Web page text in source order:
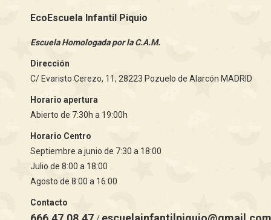
EcoEscuela Infantil Piquio
Escuela Homologada por la C.A.M.
Dirección
C/ Evaristo Cerezo, 11, 28223 Pozuelo de Alarcón MADRID
Horario apertura
Abierto de 7:30h a 19:00h
Horario Centro
Septiembre a junio de 7:30 a 18:00
Julio de 8:00 a 18:00
Agosto de 8:00 a 16:00
Contacto